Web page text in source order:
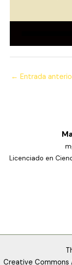
← Entrada
Licenciado en
Creative